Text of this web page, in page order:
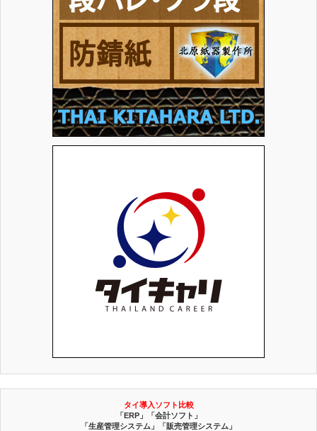
タイ導入ソフト比較
「ERP」「会計ソフト」
「生産管理システム」「販売管理システム」